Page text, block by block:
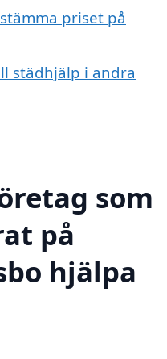
priset på
städhjälp i andra
som
på
hjälpa